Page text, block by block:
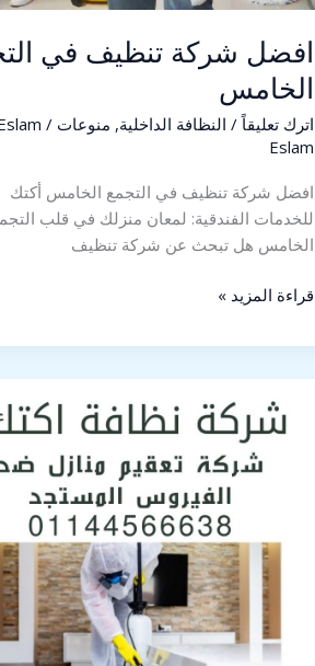
افضل شركة تنظيف في
الخامس
اترك تعليقاً / النظافة الداخلية, منوعات /
Eslam
افضل شركة تنظيف في التجمع الخامس أكتك
للخدمات الفندقية: لمعان منزلك في قلب
الخامس هل تبحث عن شركة تنظيف
قراءة المزيد »
تعقيم